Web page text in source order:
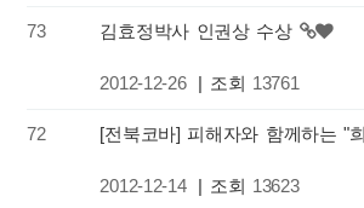
73 김효정박사 인권상 수상
2012-12-26 | 조회 13761
72 [전북코바] 피해자와 함께하는 "
2012-12-14 | 조회 13623